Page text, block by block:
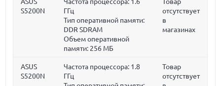
S5200N
ГГц
Тип оперативной памяти:
DDR SDRAM
Объем оперативной
памяти: 256 МБ
отсутствует
в
магазинах
ASUS
S5200N
Частота процессора: 1.8
ГГц
Товар
отсутствует